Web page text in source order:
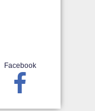
Facebook